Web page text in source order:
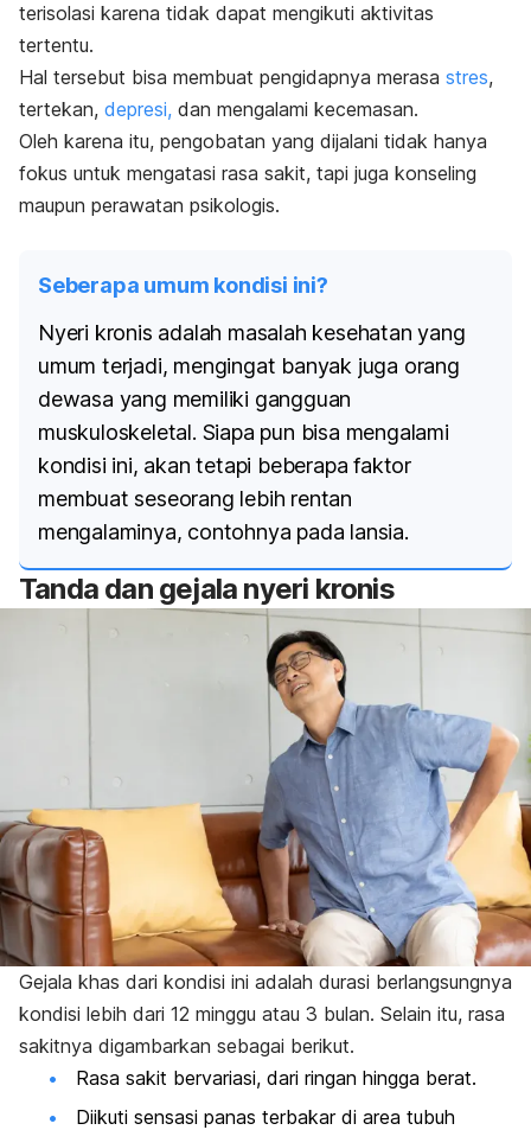
terisolasi karena tidak dapat mengikuti aktivitas
tertentu.
Hal tersebut bisa membuat pengidapnya merasa stres,
tertekan, depresi, dan mengalami kecemasan.
Oleh karena itu, pengobatan yang dijalani tidak hanya
fokus untuk mengatasi rasa sakit, tapi juga konseling
maupun perawatan psikologis.
Seberapa umum kondisi ini?
Nyeri kronis adalah masalah kesehatan yang
umum terjadi, mengingat banyak juga orang
dewasa yang memiliki gangguan
muskuloskeletal. Siapa pun bisa mengalami
kondisi ini, akan tetapi beberapa faktor
membuat seseorang lebih rentan
mengalaminya, contohnya pada lansia.
Tanda dan gejala nyeri kronis
Gejala khas dari kondisi ini adalah durasi berlangsungnya
kondisi lebih dari 12 minggu atau 3 bulan. Selain itu, rasa
sakitnya digambarkan sebagai berikut.
Rasa sakit bervariasi, dari ringan hingga berat.
Diikuti sensasi panas terbakar di area tubuh